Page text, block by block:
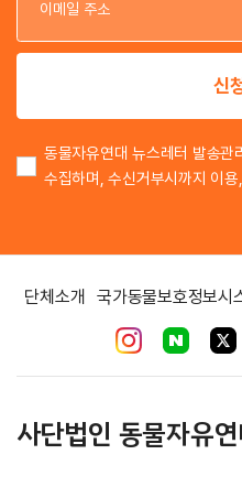
신
동물자유연대 뉴스레터 발송관
수집하며, 수신거부시까지 이
단체소개 국가동물보호정보시
사단법인 동물자유